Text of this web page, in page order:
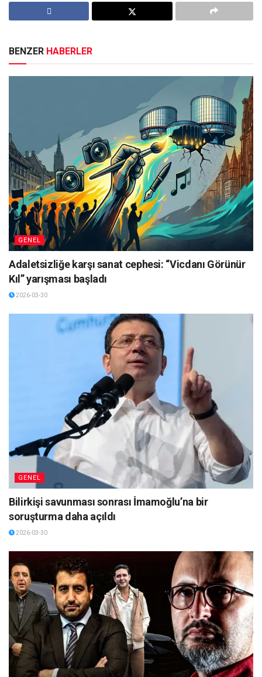
BENZER HABERLER
GENEL
Adaletsizliğe karşı sanat cephesi: “Vicdanı Görünür
Kıl” yarışması başladı
2026-03-30
GENEL
Bilirkişi savunması sonrası İmamoğlu’na bir
soruşturma daha açıldı
2026-03-30